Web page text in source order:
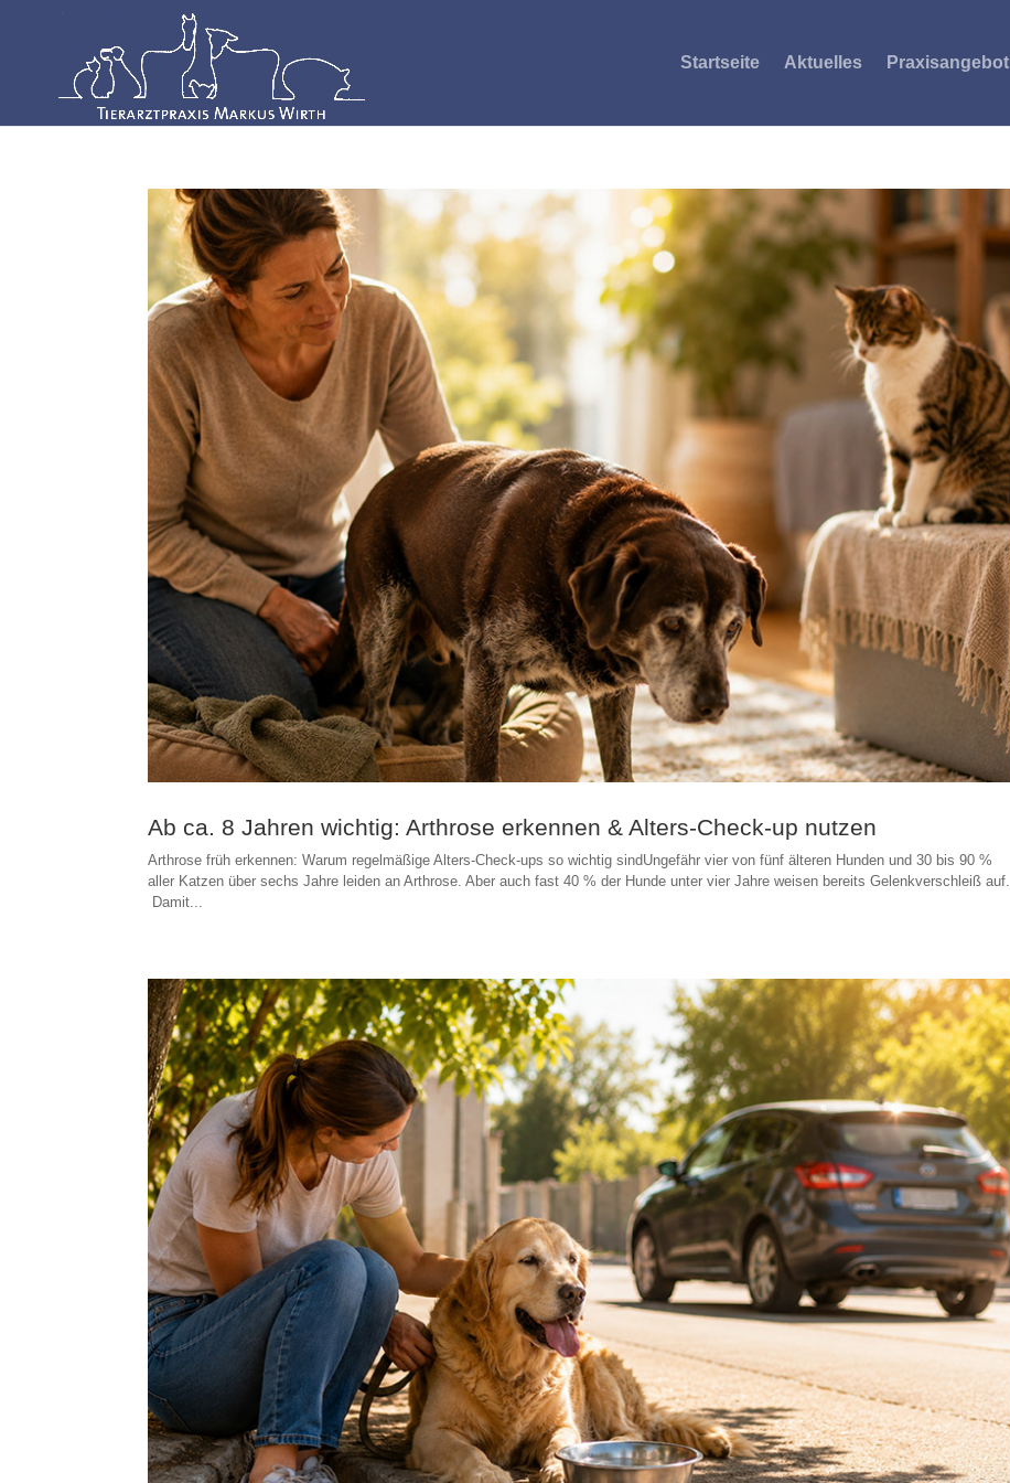
Startseite Aktuelles Praxisangebot
Ab ca. 8 Jahren wichtig: Arthrose erkennen & Alters-Check-up nutzen
Arthrose früh erkennen: Warum regelmäßige Alters-Check-ups so wichtig sindUngefähr vier von fünf älteren Hunden und 30 bis 90 %
aller Katzen über sechs Jahre leiden an Arthrose. Aber auch fast 40 % der Hunde unter vier Jahre weisen bereits Gelenkverschleiß auf.
Damit...